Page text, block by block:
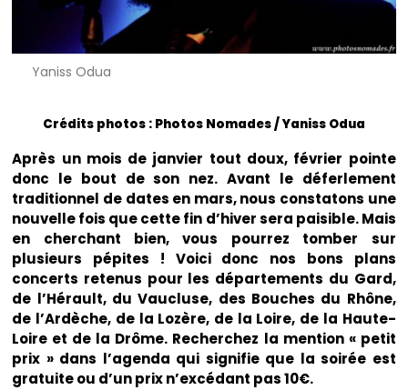
Yaniss Odua
Crédits photos : Photos Nomades / Yaniss Odua
Après un mois de janvier tout doux, février pointe
donc le bout de son nez. Avant le déferlement
traditionnel de dates en mars, nous constatons une
nouvelle fois que cette fin d’hiver sera paisible. Mais
en cherchant bien, vous pourrez tomber sur
plusieurs pépites ! Voici donc nos bons plans
concerts retenus pour les départements du Gard,
de l’Hérault, du Vaucluse, des Bouches du Rhône,
de l’Ardèche, de la Lozère, de la Loire, de la Haute-
Loire et de la Drôme. Recherchez la mention « petit
prix » dans l’agenda qui signifie que la soirée est
gratuite ou d’un prix n’excédant pas 10€.